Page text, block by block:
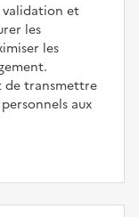
et
les
les
de transmettre
aux